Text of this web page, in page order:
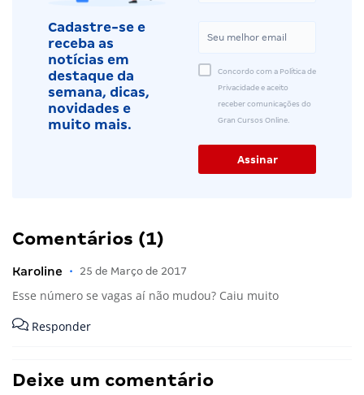
Cadastre-se e
receba as
notícias em
destaque da
semana, dicas,
novidades e
muito mais.
Concordo com a Política de
Privacidade e aceito
receber comunicações do
Gran Cursos Online.
Comentários (1)
Karoline • 25 de Março de 2017
Esse número se vagas aí não mudou? Caiu muito
Responder
Deixe um comentário